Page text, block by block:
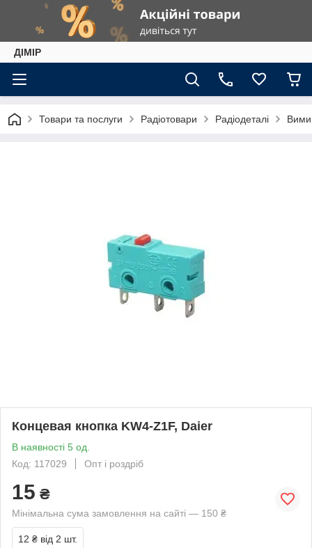
ДІМІР
Товари та послуги Радіотовари Радіодеталі
Концевая кнопка KW4-Z1F, Daier
В наявності 5 од.
Код: 117029
Опт і роздріб
15 ₴
Мінімальна сума замовлення на сайті — 150 ₴
12 ₴ від 2 шт.